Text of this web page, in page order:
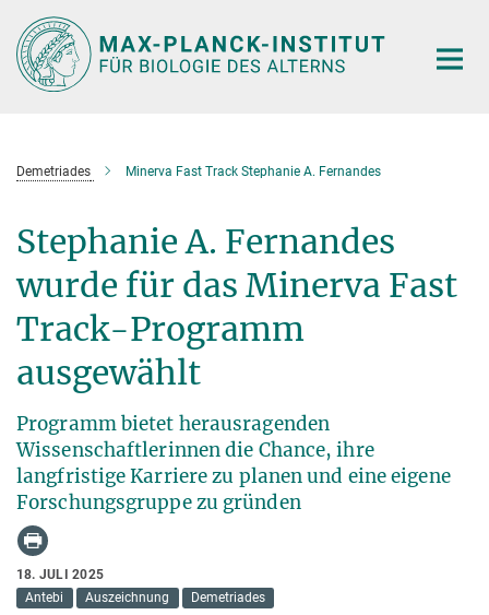
Hauptinhalt
Demetriades Minerva Fast Track Stephanie A. Fernandes
Stephanie A. Fernandes
wurde für das Minerva Fast
Track-Programm
ausgewählt
Programm bietet herausragenden
Wissenschaftlerinnen die Chance, ihre
langfristige Karriere zu planen und eine eigene
Forschungsgruppe zu gründen
18. JULI 2025
Antebi
Auszeichnung Demetriades